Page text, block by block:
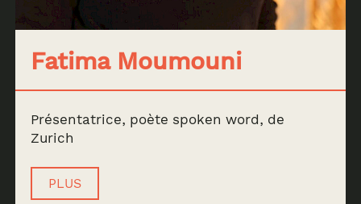
Fatima Moumouni
Présentatrice, poète spoken word, de
Zurich
PLUS